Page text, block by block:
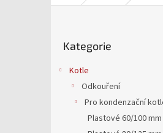
kategorie
Kategorie
Kotle
Odkouření
Pro kondenzační
Plastové 60/100 mm